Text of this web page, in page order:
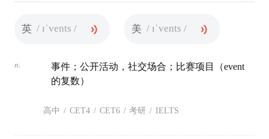
英 / ɪˈvents / 美 / ɪˈvents /
n.
事件；公开活动，社交场合；比赛项目（event
的复数）
高中 / CET4 / CET6 / 考研 / IELTS